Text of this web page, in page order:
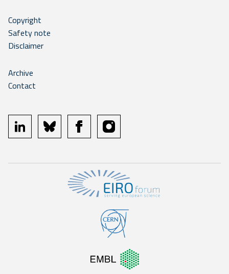
Copyright
Safety note
Disclaimer
Archive
Contact
linkedin bluesky facebookinstagram